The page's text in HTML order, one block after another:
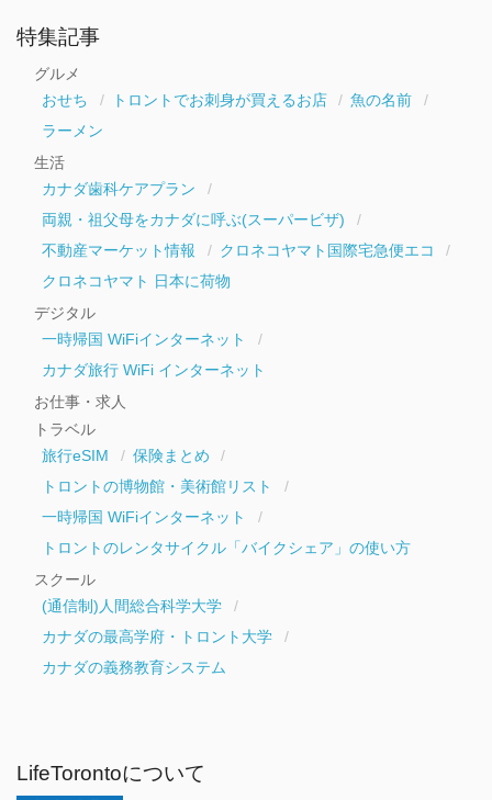
ー
カ
特集記事
グルメ
おせち
トロントでお刺身が買えるお店
魚の名前
ラーメン
生活
カナダ歯科ケアプラン
両親・祖父母をカナダに呼ぶ(スーパービザ)
不動産マーケット情報
クロネコヤマト国際宅急便エコ
クロネコヤマト 日本に荷物
デジタル
一時帰国 WiFiインターネット
カナダ旅行 WiFi インターネット
お仕事・求人
トラベル
旅行eSIM
保険まとめ
トロントの博物館・美術館リスト
一時帰国 WiFiインターネット
トロントのレンタサイクル「バイクシェア」の使い方
スクール
(通信制)人間総合科学大学
カナダの最高学府・トロント大学
カナダの義務教育システム
LifeTorontoについて